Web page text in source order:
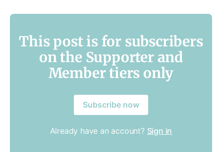
This post is for subscribers
on the Supporter and
Member tiers only
Subscribe now
Already have an account? Sign in